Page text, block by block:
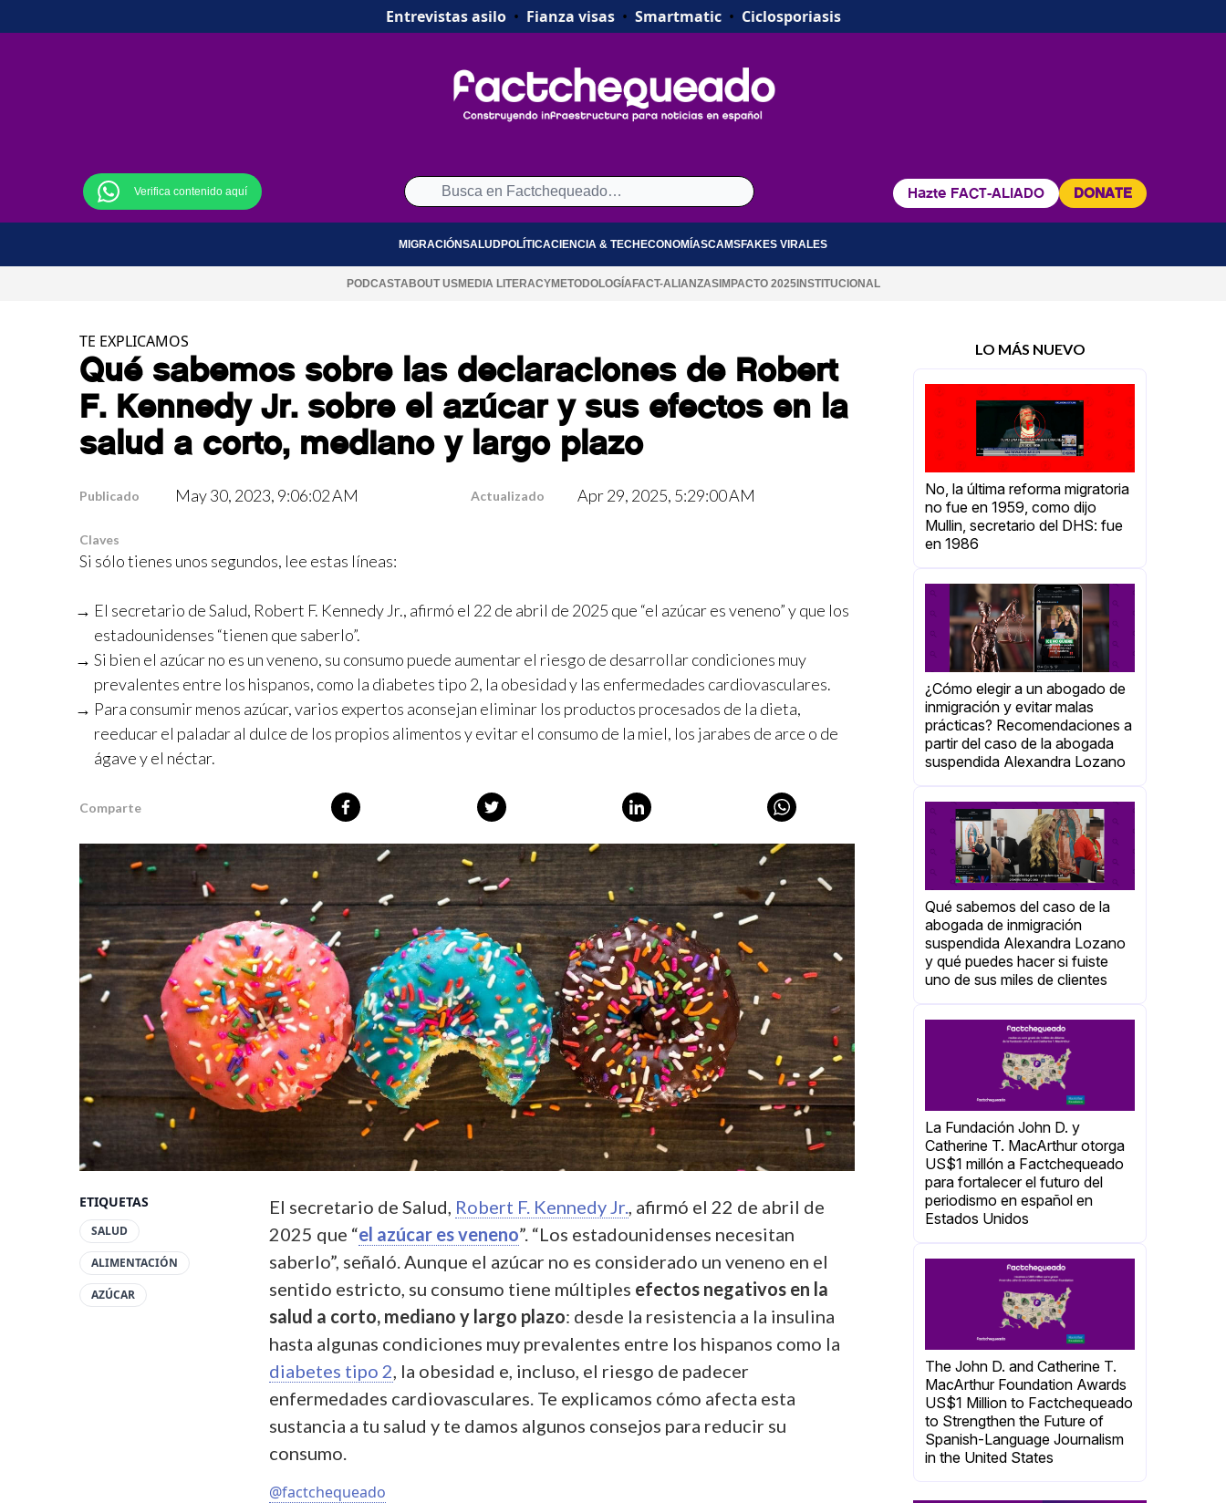
Entrevistas asilo• Fianza visas• Smartmatic• Ciclosporiasis
Verifica contenido aquí Hazte FACT-ALIADO DONATE
MIGRACIÓNSALUDPOLÍTICACIENCIA & TECH ECONOMÍASCAMSFAKES VIRALES
PODCASTABOUT USMEDIA LITERACYMETODOLOGÍA FACT-ALIANZASIMPACTO 2025INSTITUCIONAL
TE EXPLICAMOS
Qué sabemos sobre las declaraciones de Robert
F. Kennedy Jr. sobre el azúcar y sus efectos en la
salud a corto, mediano y largo plazo
Publicado May 30, 2023, 9:06:02 AM Actualizado Apr 29, 2025, 5:29:00 AM
Claves
Si sólo tienes unos segundos, lee estas líneas:
El secretario de Salud, Robert F. Kennedy Jr., afirmó el 22 de abril de 2025 que “el azúcar es veneno” y que los
estadounidenses “tienen que saberlo”.
Si bien el azúcar no es un veneno, su consumo puede aumentar el riesgo de desarrollar condiciones muy
prevalentes entre los hispanos, como la diabetes tipo 2, la obesidad y las enfermedades cardiovasculares.
Para consumir menos azúcar, varios expertos aconsejan eliminar los productos procesados de la dieta,
reeducar el paladar al dulce de los propios alimentos y evitar el consumo de la miel, los jarabes de arce o de
ágave y el néctar.
Comparte
ETIQUETAS
SALUD
ALIMENTACIÓN
AZÚCAR
El secretario de Salud, Robert F. Kennedy Jr. , afirmó el 22 de abril de
2025 que “el azúcar es veneno”. “Los estadounidenses necesitan
saberlo”, señaló. Aunque el azúcar no es considerado un veneno en el
sentido estricto, su consumo tiene múltiples efectos negativos en la
salud a corto, mediano y largo plazo: desde la resistencia a la insulina
hasta algunas condiciones muy prevalentes entre los hispanos como la
diabetes tipo 2 , la obesidad e, incluso, el riesgo de padecer
enfermedades cardiovasculares. Te explicamos cómo afecta esta
sustancia a tu salud y te damos algunos consejos para reducir su
consumo.
@factchequeado
LO MÁS NUEVO
No, la última reforma migratoria
no fue en 1959, como dijo
Mullin, secretario del DHS: fue
en 1986
¿Cómo elegir a un abogado de
inmigración y evitar malas
prácticas? Recomendaciones a
partir del caso de la abogada
suspendida Alexandra Lozano
Qué sabemos del caso de la
abogada de inmigración
suspendida Alexandra Lozano
y qué puedes hacer si fuiste
uno de sus miles de clientes
La Fundación John D. y
Catherine T. MacArthur otorga
US$1 millón a Factchequeado
para fortalecer el futuro del
periodismo en español en
Estados Unidos
The John D. and Catherine T.
MacArthur Foundation Awards
US$1 Million to Factchequeado
to Strengthen the Future of
Spanish-Language Journalism
in the United States